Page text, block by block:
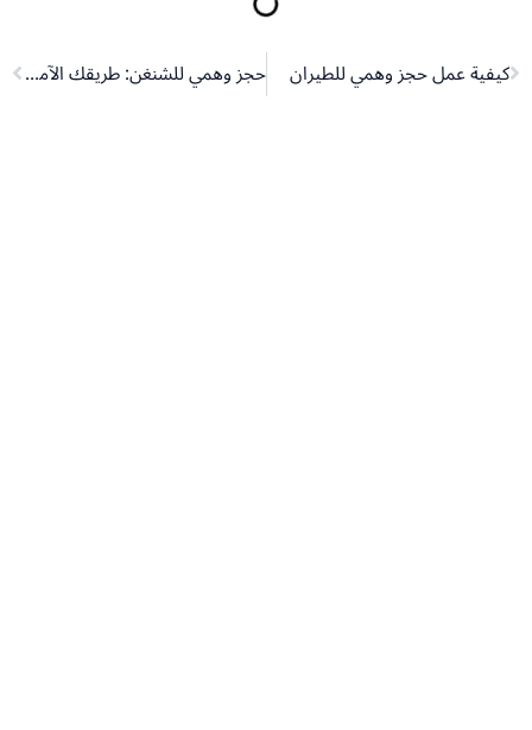
كيفية عمل حجز وهمي للطيران حجز وهمي للشنغن: طريقك الآمن للحصول على تأشيرة 2026